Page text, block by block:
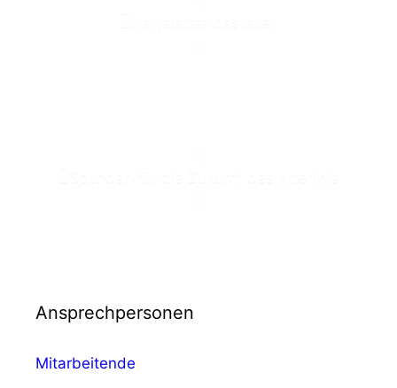
Ansprechpersonen
Mitarbeitende